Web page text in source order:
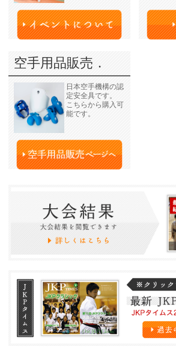
空手用品販売．
日本空手機構の認
定安全具です。
こちらから購入可
能です。